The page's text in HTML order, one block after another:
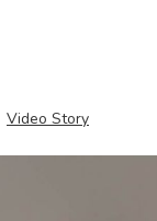
Video Story